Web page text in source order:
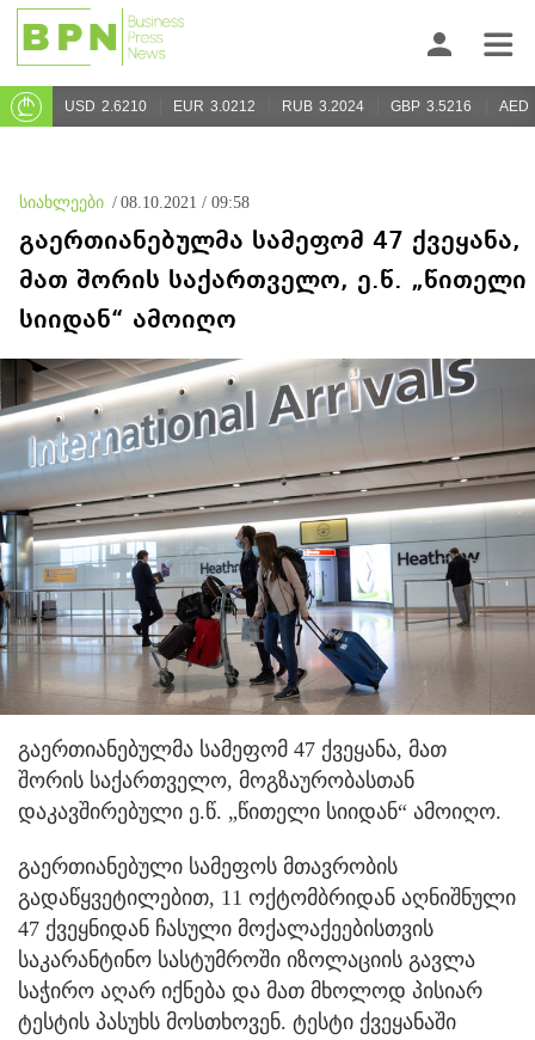
USD 2.6210 EUR 3.0212 RUB 3.2024 GBP 3.5216 AED
სიახლეები / 08.10.2021 / 09:58
გაერთიანებულმა სამეფომ 47 ქვეყანა,
მათ შორის საქართველო, ე.წ. „წითელი
სიიდან“ ამოიღო
გაერთიანებულმა სამეფომ 47 ქვეყანა, მათ
შორის საქართველო, მოგზაურობასთან
დაკავშირებული ე.წ. „წითელი სიიდან“ ამოიღო.
გაერთიანებული სამეფოს მთავრობის
გადაწყვეტილებით, 11 ოქტომბრიდან აღნიშნული
47 ქვეყნიდან ჩასული მოქალაქეებისთვის
საკარანტინო სასტუმროში იზოლაციის გავლა
საჭირო აღარ იქნება და მათ მხოლოდ პისიარ
ტესტის პასუხს მოსთხოვენ. ტესტი ქვეყანაში